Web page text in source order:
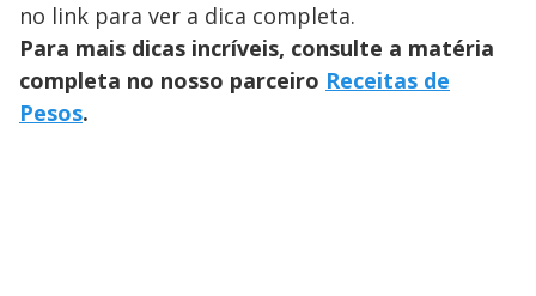
no link para ver a dica completa.
Para mais dicas incríveis, consulte a matéria
completa no nosso parceiro Receitas de
Pesos.